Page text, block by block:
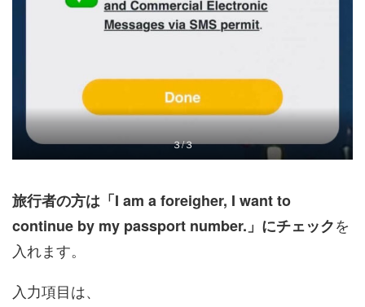
３/３
旅行者の方は「I am a foreigher, I want to
continue by my passport number.」にチェックを
入れます。
入力項目は、